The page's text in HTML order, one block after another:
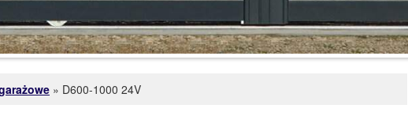
» D600-1000 24V